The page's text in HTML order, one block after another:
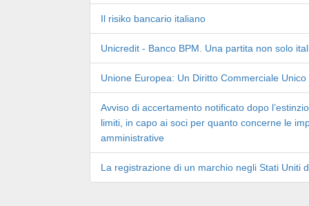
Il risiko bancario italiano
Unicredit - Banco BPM. Una partita non solo
Unione Europea: Un Diritto Commerciale Unico
Avviso di accertamento notificato dopo
limiti, in capo ai soci per quanto concerne le
amministrative
La registrazione di un marchio negli Stati Uniti